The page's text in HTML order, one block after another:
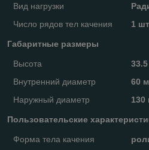
Вид нагрузки
Число рядов тел качения
1
Габаритные размеры
Высота
Внутренний диаметр
60
Наружный диаметр
130
Пользовательские
Форма тела качения